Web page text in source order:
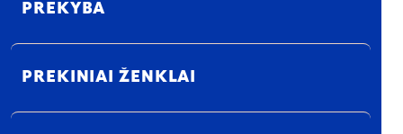
PREKYBA
PREKINIAI ŽENKLAI